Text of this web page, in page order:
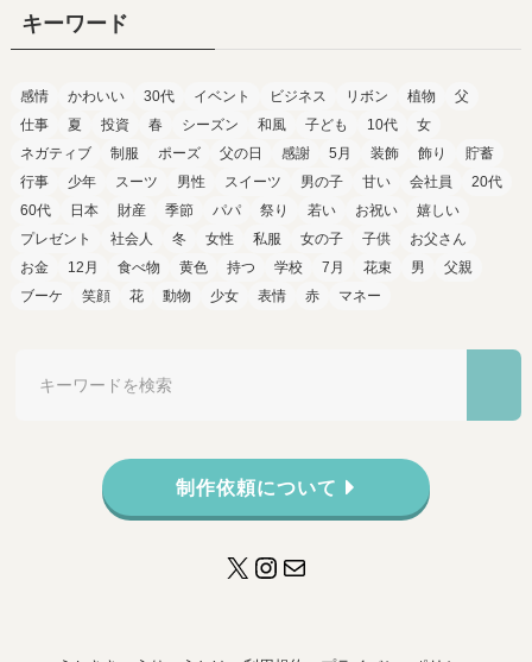
キーワード
感情 かわいい 30代 イベント ビジネス リボン 植物
父
仕事
夏 投資 春 シーズン 和風 子ども 10代
女
ネガティブ
制服 ポーズ 父の日 感謝 5月 装飾 飾り
貯蓄
行事
少年 スーツ 男性 スイーツ 男の子 甘い 会社員
20代
60代
日本 財産 季節 パパ 祭り 若い お祝い
嬉しい
プレゼント
社会人 冬 女性 私服 女の子 子供
お父さん
お金
12月 食べ物 黄色 持つ 学校 7月 花束 男
父親
ブーケ
笑顔 花 動物 少女 表情 赤 マネー
制作依頼について
X Instagram
メール